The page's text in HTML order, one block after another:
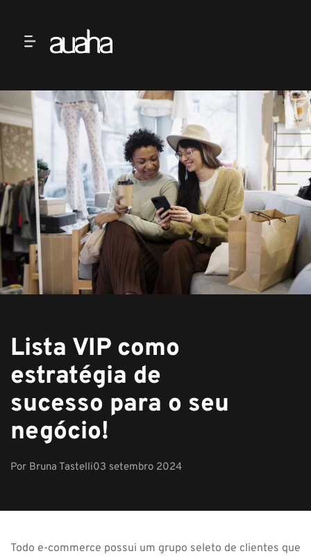
Lista VIP como
estratégia de
sucesso para o seu
negócio!
Por Bruna Tastelli03 setembro 2024
Todo e-commerce possui um grupo seleto de clientes que